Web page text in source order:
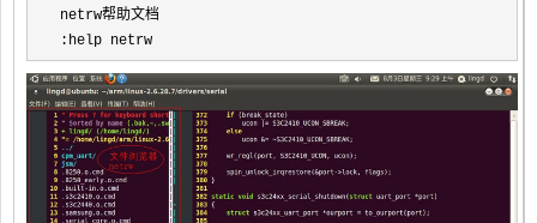
netrw帮助文档
:help netrw